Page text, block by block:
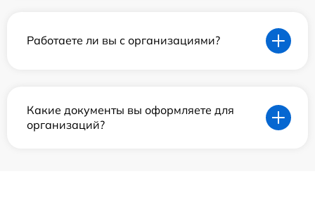
Работаете ли вы с организациями?
Какие документы вы оформляете для
организаций?